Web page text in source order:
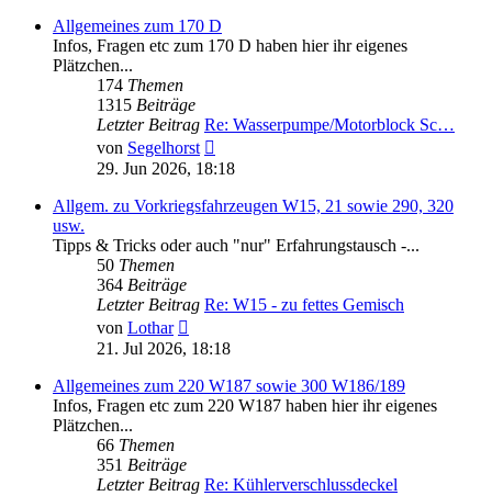
Allgemeines zum 170 D
Infos, Fragen etc zum 170 D haben hier ihr eigenes
Plätzchen...
174 Themen
1315 Beiträge
Letzter Beitrag Re: Wasserpumpe/Motorblock Sc…
von Segelhorst
Beitrag
29. Jun 2026, 18:18
Allgem. zu Vorkriegsfahrzeugen W15, 21 sowie 290, 320
usw.
Tipps & Tricks oder auch "nur" Erfahrungstausch -...
50 Themen
364 Beiträge
Letzter Beitrag Re: W15 - zu fettes Gemisch
von Lothar
Beitrag
21. Jul 2026, 18:18
Allgemeines zum 220 W187 sowie 300 W186/189
Infos, Fragen etc zum 220 W187 haben hier ihr eigenes
Plätzchen...
66 Themen
351 Beiträge
Letzter Beitrag Re: Kühlerverschlussdeckel